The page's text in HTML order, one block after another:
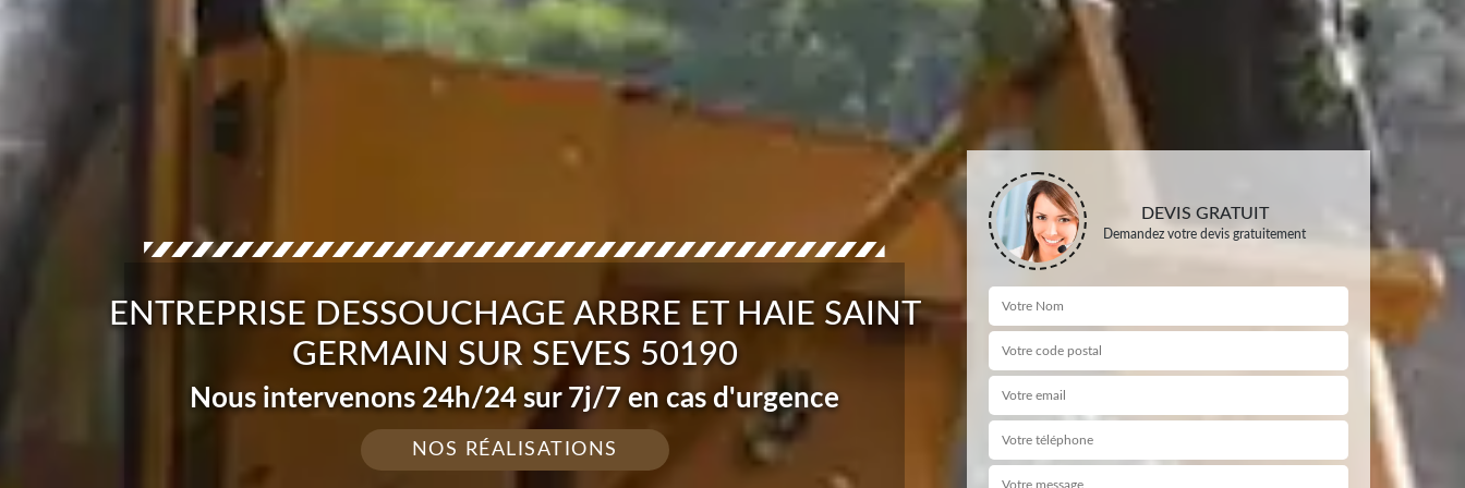
ENTREPRISE DESSOUCHAGE ARBRE ET HAIE SAINT
GERMAIN SUR SEVES 50190
Nous intervenons 24h/24 sur 7j/7 en cas d'urgence
NOS RÉALISATIONS
DEVIS GRATUIT
Demandez votre devis gratuitement